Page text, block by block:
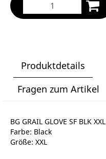
Produktdetails
Fragen zum Artikel
BG GRAIL GLOVE SF BLK XXL
Farbe: Black
Größe: XXL